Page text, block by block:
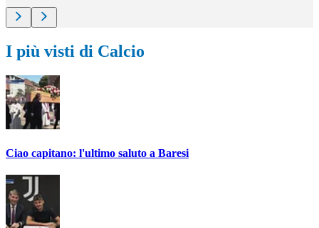
I più visti di Calcio
Ciao capitano: l'ultimo saluto a Baresi